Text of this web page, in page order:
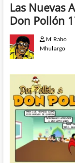
Las Nuevas
Don Pollón
M'Rabo
Mhulargo